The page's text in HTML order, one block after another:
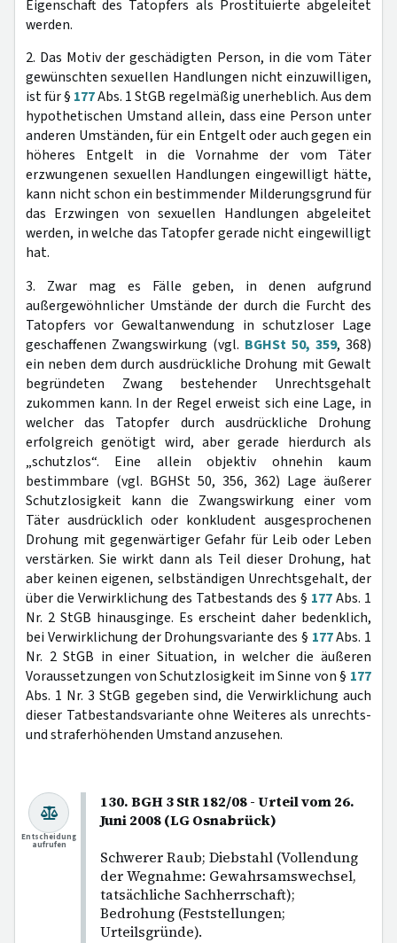
Eigenschaft des Tatopfers als Prostituierte abgeleitet
werden.
2. Das Motiv der geschädigten Person, in die vom Täter
gewünschten sexuellen Handlungen nicht einzuwilligen,
ist für § 177Abs. 1 StGB regelmäßig unerheblich. Aus dem
hypothetischen Umstand allein, dass eine Person unter
anderen Umständen, für ein Entgelt oder auch gegen ein
höheres Entgelt in die Vornahme der vom Täter
erzwungenen sexuellen Handlungen eingewilligt hätte,
kann nicht schon ein bestimmender Milderungsgrund für
das Erzwingen von sexuellen Handlungen abgeleitet
werden, in welche das Tatopfer gerade nicht eingewilligt
hat.
3. Zwar mag es Fälle geben, in denen aufgrund
außergewöhnlicher Umstände der durch die Furcht des
Tatopfers vor Gewaltanwendung in schutzloser Lage
geschaffenen Zwangswirkung (vgl. BGHSt 50, 359, 368)
ein neben dem durch ausdrückliche Drohung mit Gewalt
begründeten Zwang bestehender Unrechtsgehalt
zukommen kann. In der Regel erweist sich eine Lage, in
welcher das Tatopfer durch ausdrückliche Drohung
erfolgreich genötigt wird, aber gerade hierdurch als
„schutzlos“. Eine allein objektiv ohnehin kaum
bestimmbare (vgl. BGHSt 50, 356, 362) Lage äußerer
Schutzlosigkeit kann die Zwangswirkung einer vom
Täter ausdrücklich oder konkludent ausgesprochenen
Drohung mit gegenwärtiger Gefahr für Leib oder Leben
verstärken. Sie wirkt dann als Teil dieser Drohung, hat
aber keinen eigenen, selbständigen Unrechtsgehalt, der
über die Verwirklichung des Tatbestands des § 177Abs. 1
Nr. 2 StGB hinausginge. Es erscheint daher bedenklich,
bei Verwirklichung der Drohungsvariante des § 177Abs. 1
Nr. 2 StGB in einer Situation, in welcher die äußeren
Voraussetzungen von Schutzlosigkeit im Sinne von § 177
Abs. 1 Nr. 3 StGB gegeben sind, die Verwirklichung auch
dieser Tatbestandsvariante ohne Weiteres als unrechts-
und straferhöhenden Umstand anzusehen.
130. BGH 3 StR 182/08 - Urteil vom 26.
Juni 2008 (LG Osnabrück)
Schwerer Raub; Diebstahl (Vollendung
der Wegnahme: Gewahrsamswechsel,
tatsächliche Sachherrschaft);
Bedrohung (Feststellungen;
Urteilsgründe).
Entscheidung
aufrufen